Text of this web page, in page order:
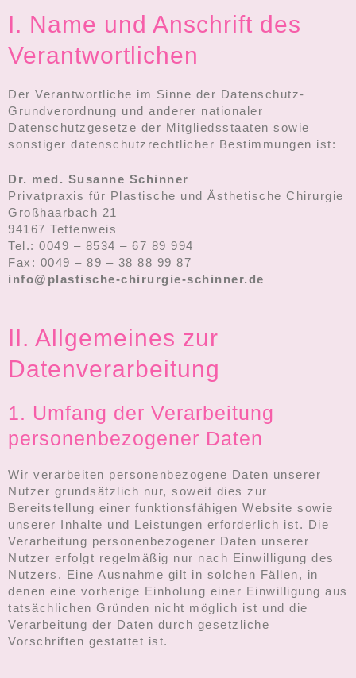
I. Name und Anschrift des
Verantwortlichen
Der Verantwortliche im Sinne der Datenschutz-
Grundverordnung und anderer nationaler
Datenschutzgesetze der Mitgliedsstaaten sowie
sonstiger datenschutzrechtlicher Bestimmungen ist:
Dr. med. Susanne Schinner
Privatpraxis für Plastische und Ästhetische Chirurgie
Großhaarbach 21
94167 Tettenweis
Tel.: 0049 – 8534 – 67 89 994
Fax: 0049 – 89 – 38 88 99 87
info@plastische-chirurgie-schinner.de
II. Allgemeines zur
Datenverarbeitung
1. Umfang der Verarbeitung
personenbezogener Daten
Wir verarbeiten personenbezogene Daten unserer
Nutzer grundsätzlich nur, soweit dies zur
Bereitstellung einer funktionsfähigen Website sowie
unserer Inhalte und Leistungen erforderlich ist. Die
Verarbeitung personenbezogener Daten unserer
Nutzer erfolgt regelmäßig nur nach Einwilligung des
Nutzers. Eine Ausnahme gilt in solchen Fällen, in
denen eine vorherige Einholung einer Einwilligung aus
tatsächlichen Gründen nicht möglich ist und die
Verarbeitung der Daten durch gesetzliche
Vorschriften gestattet ist.